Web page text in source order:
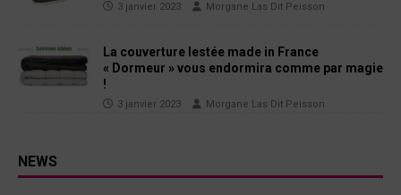
3 janvier 2023 Morgane Las Dit Peisson
La couverture lestée made in France
« Dormeur » vous endormira comme par magie
!
3 janvier 2023 Morgane Las Dit Peisson
NEWS